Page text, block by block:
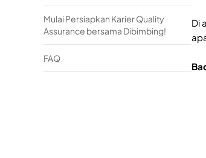
Mulai Persiapkan Karier Quality
Assurance bersama Dibimbing!
FAQ
Di